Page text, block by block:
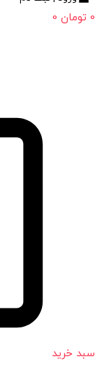
0 تومان 0
سبد خرید